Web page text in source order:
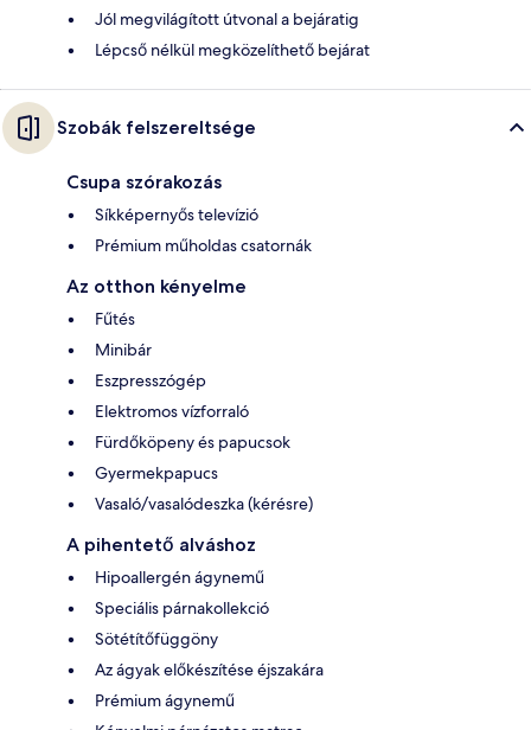
Jól megvilágított útvonal a bejáratig
Lépcső nélkül megközelíthető bejárat
Szobák felszereltsége
Csupa szórakozás
Síkképernyős televízió
Prémium műholdas csatornák
Az otthon kényelme
Fűtés
Minibár
Eszpresszógép
Elektromos vízforraló
Fürdőköpeny és papucsok
Gyermekpapucs
Vasaló/vasalódeszka (kérésre)
A pihentető alváshoz
Hipoallergén ágynemű
Speciális párnakollekció
Sötétítőfüggöny
Az ágyak előkészítése éjszakára
Prémium ágynemű